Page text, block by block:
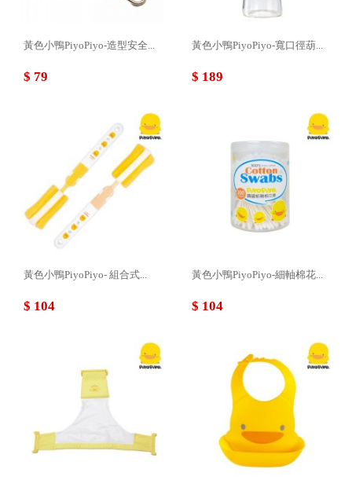
黃色小鴨PiyoPiyo-造型安全...
$ 79
黃色小鴨PiyoPiyo-寬口徑葫...
$ 189
黃色小鴨PiyoPiyo- 組合式...
$ 104
黃色小鴨PiyoPiyo-細軸棉花...
$ 104